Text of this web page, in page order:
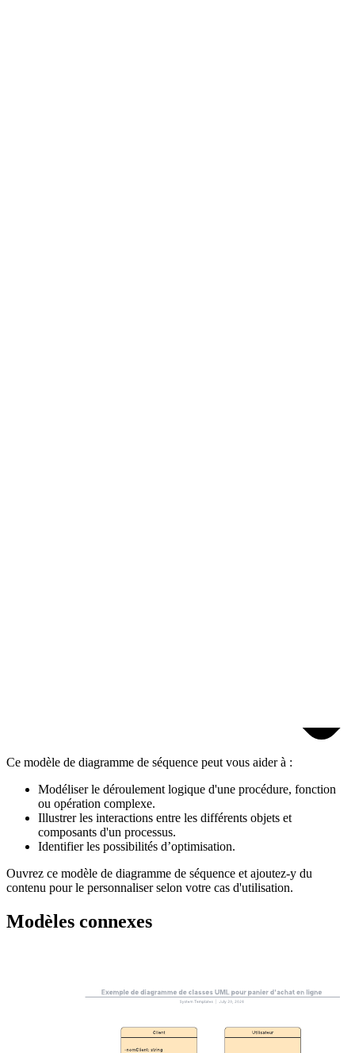
Ce modèle de diagramme de séquence peut vous aider à :
Modéliser le déroulement logique d'une procédure, fonction
ou opération complexe.
Illustrer les interactions entre les différents objets et
composants d'un processus.
Identifier les possibilités d’optimisation.
Ouvrez ce modèle de diagramme de séquence et ajoutez-y du
contenu pour le personnaliser selon votre cas d'utilisation.
Modèles connexes